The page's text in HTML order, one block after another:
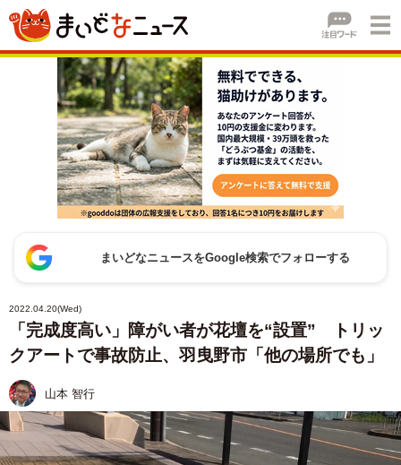
まいどなニュースをGoogle検索でフォローする
2022.04.20(Wed)
「完成度高い」障がい者が花壇を“設置” トリッ
クアートで事故防止、羽曳野市「他の場所でも」
山本 智行